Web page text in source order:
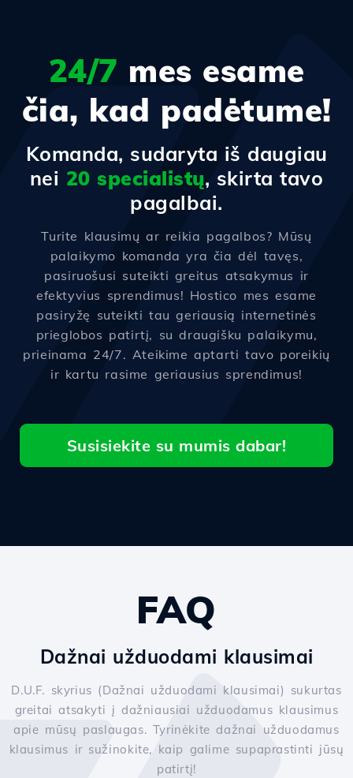
24/7 mes esame
čia, kad padėtume!
Komanda, sudaryta iš daugiau
nei 20 specialistų, skirta tavo
pagalbai.
Turite klausimų ar reikia pagalbos? Mūsų
palaikymo komanda yra čia dėl tavęs,
pasiruošusi suteikti greitus atsakymus ir
efektyvius sprendimus! Hostico mes esame
pasiryžę suteikti tau geriausią internetinės
prieglobos patirtį, su draugišku palaikymu,
prieinama 24/7. Ateikime aptarti tavo poreikių
ir kartu rasime geriausius sprendimus!
Susisiekite su mumis dabar!
FAQ
Dažnai užduodami klausimai
D.U.F. skyrius (Dažnai užduodami klausimai) sukurtas
greitai atsakyti į dažniausiai užduodamus klausimus
apie mūsų paslaugas. Tyrinėkite dažnai užduodamus
klausimus ir sužinokite, kaip galime supaprastinti jūsų
patirtį!